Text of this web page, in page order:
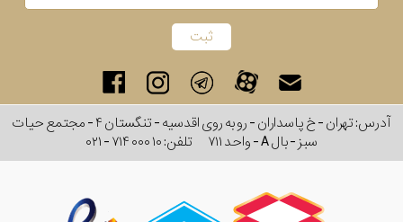
آدرس: تهران - خ پاسداران - رو به روی اقدسیه - تنگستان ۴ - مجتمع حیات
سبز - بال A - واحد ۷۱۱
تلفن:۰۲۱ - ۷۱۴ ۰۰۰ ۱۰